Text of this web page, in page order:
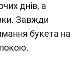
днів, а
Завжди
букета на